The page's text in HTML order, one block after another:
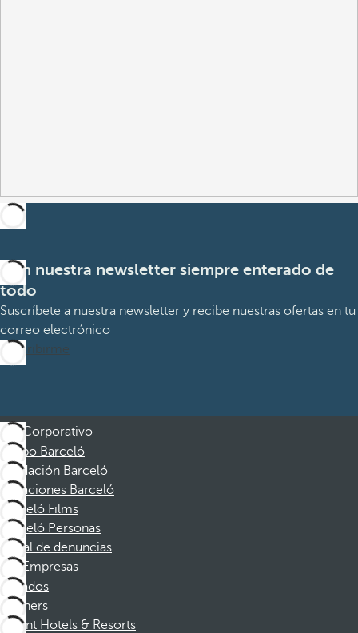
Con nuestra newsletter siempre enterado de
todo
Suscríbete a nuestra newsletter y recibe nuestras ofertas en tu
correo electrónico
Suscribirme
Corporativo
Grupo Barceló
Fundación Barceló
Vacaciones Barceló
Barceló Films
Barceló Personas
Canal de denuncias
Empresas
Afiliados
Partners
Dorint Hotels & Resorts